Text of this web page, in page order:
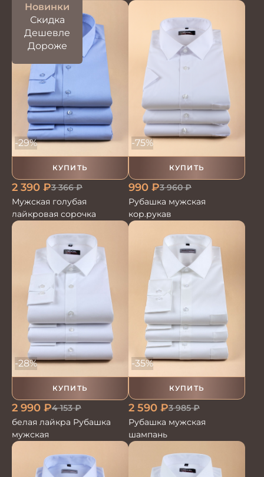
Новинки
Скидка
Дешевле
Дороже
КУПИТЬ
-29%
2 390 ₽3 366₽
Мужская голубая
лайкровая сорочка
КУПИТЬ
-75%
990 ₽3 960₽
Рубашка мужская
кор.рукав
КУПИТЬ
-28%
2 990 ₽4 153₽
белая лайкра Рубашка
мужская
КУПИТЬ
-35%
2 590 ₽3 985₽
Рубашка мужская
шампань